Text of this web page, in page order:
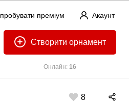
Акаунт
преміум
Створити
Онлайн: 16
8